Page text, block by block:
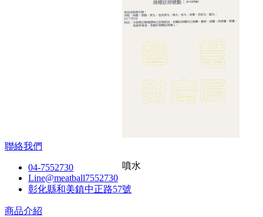
噴水
聯絡我們
04-7552730
Line@meatball7552730
彰化縣和美鎮中正路57號
商品介紹